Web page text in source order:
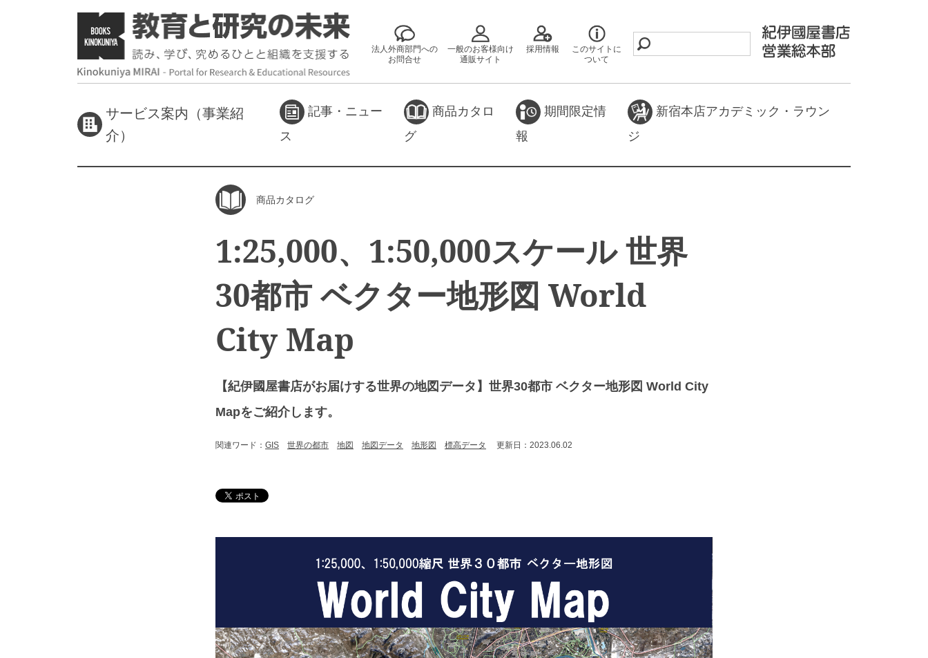
法人外商部門への
お問合せ
一般のお客様向け
通販サイト
採用情報
このサイトに
ついて
サービス案内（事業紹
介）
記事・ニュー
ス
商品カタロ
グ
期間限定情
報
新宿本店アカデミック・ラウン
ジ
商品カタログ
1:25,000、1:50,000スケール 世界
30都市 ベクター地形図 World
City Map
【紀伊國屋書店がお届けする世界の地図データ】世界30都市 ベクター地形図 World City
Mapをご紹介します。
関連ワード： GIS 世界の都市 地図 地図データ 地形図 標高データ 更新日：2023.06.02